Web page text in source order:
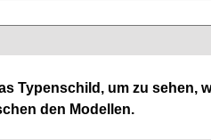
Typenschild, um zu sehen,
den Modellen.